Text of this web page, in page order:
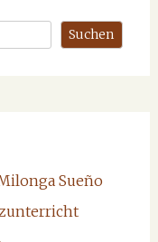
Suchen
Sueño